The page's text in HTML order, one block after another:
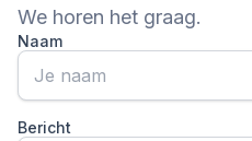
We horen het graag.
Naam
Bericht